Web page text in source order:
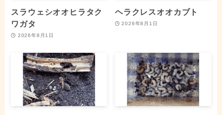
スラウェシオオヒラタク
ワガタ
2026年8月1日
ヘラクレスオオカブト
2026年8月1日